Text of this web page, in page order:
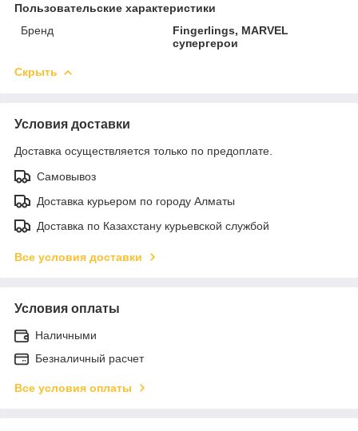
Пользовательские характеристики
Бренд
Fingerlings, MARVEL
супергерои
Скрыть
Условия доставки
Доставка осуществляется только по предоплате.
Самовывоз
Доставка курьером по городу Алматы
Доставка по Казахстану курьевской службой
Все условия доставки
Условия оплаты
Наличными
Безналичный расчет
Все условия оплаты